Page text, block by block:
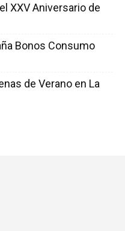
XXV Aniversario de
Bonos Consumo
de Verano en La